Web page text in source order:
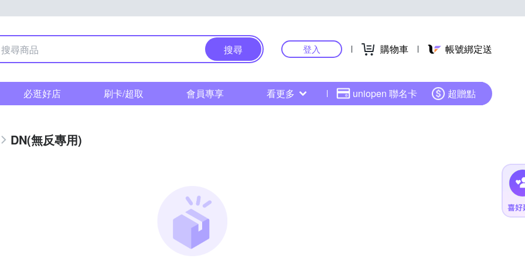
搜尋 登入 購物車 帳號綁定送
必逛好店 刷卡/超取 會員專享 看更多 uniopen 聯名卡 超贈點
DN(無反專用)